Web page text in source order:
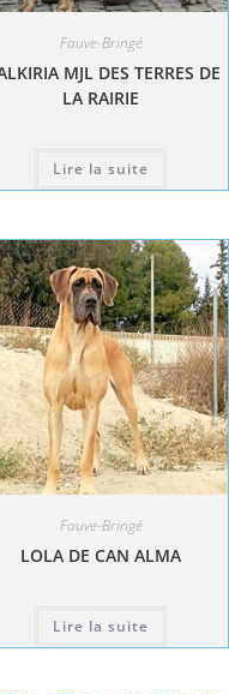
Fauve-Bringé
MJL DES TERRES DE
LA RAIRIE
Lire la suite
Fauve-Bringé
LOLA DE CAN ALMA
Lire la suite